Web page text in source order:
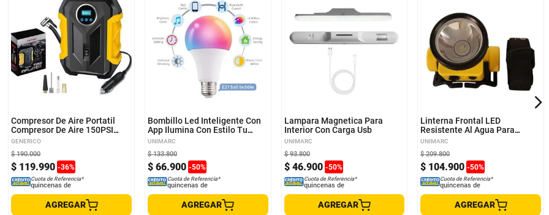
Compresor De Aire Portatil
Compresor De Aire 150PSI
Compresor De Aire Inflador
GENERICO
$ 119.990 -36%
$ 190.000
Cuota de Referencia*
quincenas de
AGREGAR
Bombillo Led Inteligente Con
App Ilumina Con Estilo Tu
Casa
UNIMARC
$ 66.900 -50%
$ 133.800
Cuota de Referencia*
quincenas de
AGREGAR
Lampara Magnetica Para
Interior Con Carga Usb
UNIMARC
$ 46.900 -50%
$ 93.800
Cuota de Referencia*
quincenas de
AGREGAR
Linterna Frontal LED
Resistente Al Agua Para
Aventuras
UNIMARC
$ 104.900 -50%
$ 209.800
Cuota de Referencia*
quincenas de
AGREGAR